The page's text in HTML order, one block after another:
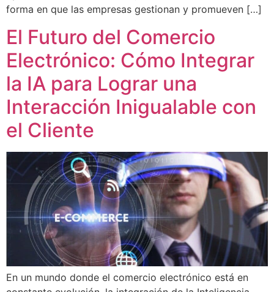
forma en que las empresas gestionan y promueven […]
El Futuro del Comercio
Electrónico: Cómo Integrar
la IA para Lograr una
Interacción Inigualable con
el Cliente
En un mundo donde el comercio electrónico está en